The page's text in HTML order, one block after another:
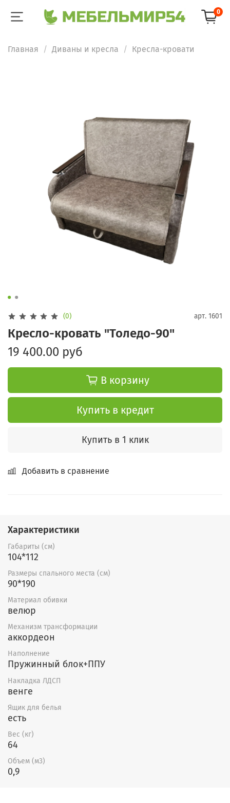
0
Главная Диваны и кресла Кресла-кровати
(0) арт. 1601
Кресло-кровать "Толедо-90"
19 400.00 руб
В корзину
Купить в кредит
Купить в 1 клик
Добавить в сравнение
Характеристики
Габариты (см)
104*112
Размеры спального места (см)
90*190
Материал обивки
велюр
Механизм трансформации
аккордеон
Наполнение
Пружинный блок+ППУ
Накладка ЛДСП
венге
Ящик для белья
есть
Вес (кг)
64
Объем (м3)
0,9